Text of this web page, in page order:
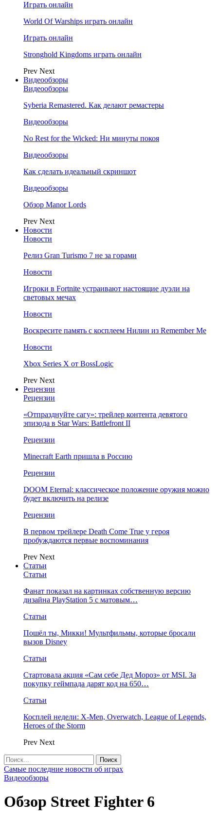
Играть онлайн
World Of Warships играть онлайн
Играть онлайн
Stronghold Kingdoms играть онлайн
Prev Next
Видеообзоры
Видеообзоры
Syberia Remastered. Как делают ремастеры
Видеообзоры
No Rest for the Wicked: Ни минуты покоя
Видеообзоры
Как сделать идеальный скриншот
Видеообзоры
Обзор Manor Lords
Prev Next
Новости
Новости
Релиз Gran Turismo 7 не за горами
Новости
Игроки в Fortnite устраивают настоящие дуэли на
световых мечах
Новости
Воскресите память с косплеем Нилин из Remember Me
Новости
Xbox Series X от BossLogic
Prev Next
Рецензии
Рецензии
«Отпразднуйте сагу»: трейлер контента девятого
эпизода в Star Wars: Battlefront II
Рецензии
Minecraft Earth пришла в Россию
Рецензии
DOOM Eternal: классическое положение оружия можно
будет включить на релизе
Рецензии
В первом трейлере Death Come True у героя
пробуждаются первые воспоминания
Prev Next
Статьи
Статьи
Фанат показал на картинках собственную версию
дизайна PlayStation 5 с матовым…
Статьи
Пошёл ты, Микки! Мультфильмы, которые бросали
вызов Disney
Статьи
Стартовала акция «Сам себе Дед Мороз» от MSI. За
покупку геймпада дарят код на 650…
Статьи
Косплей недели: X-Men, Overwatch, League of Legends,
Heroes of the Storm
Prev Next
Самые последние новости об играх
Видеообзоры
Обзор Street Fighter 6